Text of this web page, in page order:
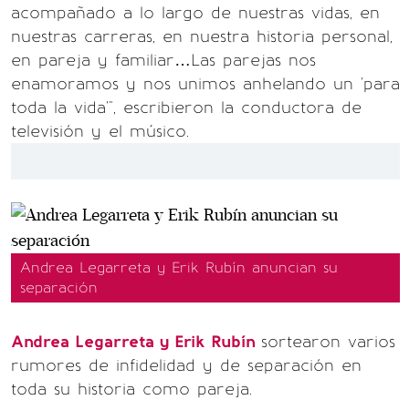
acompañado a lo largo de nuestras vidas, en
nuestras carreras, en nuestra historia personal,
en pareja y familiar…Las parejas nos
enamoramos y nos unimos anhelando un 'para
toda la vida'", escribieron la conductora de
televisión y el músico.
Andrea Legarreta y Erik Rubín anuncian su
separación
Andrea Legarreta y Erik Rubín sortearon varios
rumores de infidelidad y de separación en
toda su historia como pareja.